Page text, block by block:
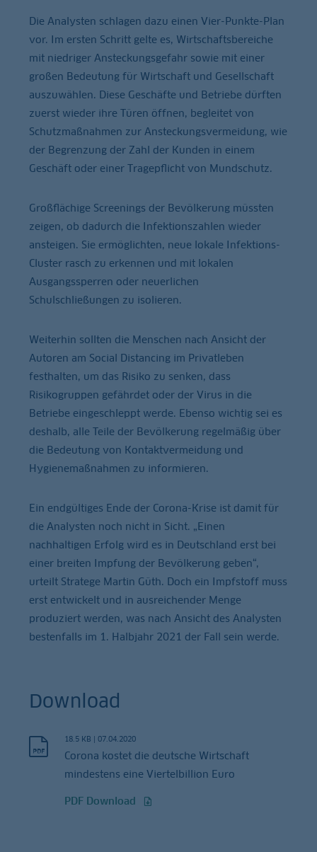
Die Analysten schlagen dazu einen Vier-Punkte-Plan
vor. Im ersten Schritt gelte es, Wirtschaftsbereiche
mit niedriger Ansteckungsgefahr sowie mit einer
großen Bedeutung für Wirtschaft und Gesellschaft
auszuwählen. Diese Geschäfte und Betriebe dürften
zuerst wieder ihre Türen öffnen, begleitet von
Schutzmaßnahmen zur Ansteckungsvermeidung, wie
der Begrenzung der Zahl der Kunden in einem
Geschäft oder einer Tragepflicht von Mundschutz.
Großflächige Screenings der Bevölkerung müssten
zeigen, ob dadurch die Infektionszahlen wieder
ansteigen. Sie ermöglichten, neue lokale Infektions-
Cluster rasch zu erkennen und mit lokalen
Ausgangssperren oder neuerlichen
Schulschließungen zu isolieren.
Weiterhin sollten die Menschen nach Ansicht der
Autoren am Social Distancing im Privatleben
festhalten, um das Risiko zu senken, dass
Risikogruppen gefährdet oder der Virus in die
Betriebe eingeschleppt werde. Ebenso wichtig sei es
deshalb, alle Teile der Bevölkerung regelmäßig über
die Bedeutung von Kontaktvermeidung und
Hygienemaßnahmen zu informieren.
Ein endgültiges Ende der Corona-Krise ist damit für
die Analysten noch nicht in Sicht. „Einen
nachhaltigen Erfolg wird es in Deutschland erst bei
einer breiten Impfung der Bevölkerung geben“,
urteilt Stratege Martin Güth. Doch ein Impfstoff muss
erst entwickelt und in ausreichender Menge
produziert werden, was nach Ansicht des Analysten
bestenfalls im 1. Halbjahr 2021 der Fall sein werde.
Download
18.5 KB | 07.04.2020
Corona kostet die deutsche Wirtschaft
mindestens eine Viertelbillion Euro
PDF Download